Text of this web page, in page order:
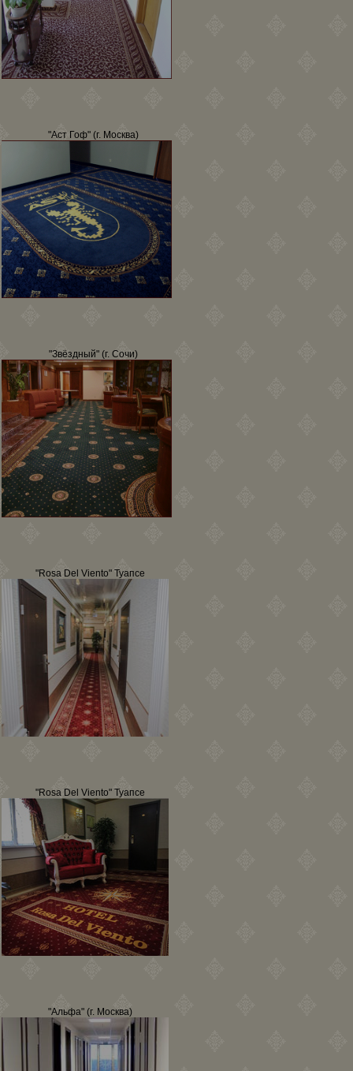
"Аст Гоф" (г. Москва)
"Звёздный" (г. Сочи)
"Rosa Del Viento" Туапсе
"Rosa Del Viento" Туапсе
"Альфа" (г. Москва)